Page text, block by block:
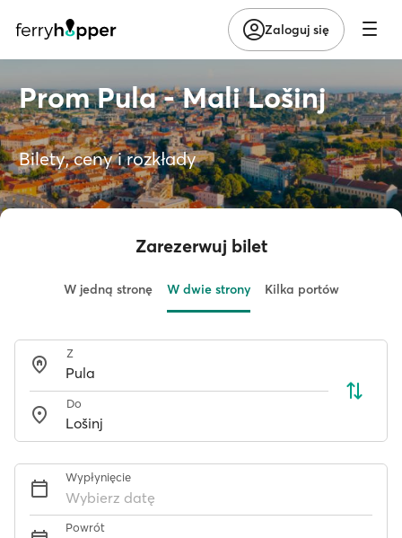
Zaloguj się
Prom Pula - Mali Lošinj
Bilety, ceny i rozkłady
Zarezerwuj bilet
W jedną stronę W dwie strony Kilka portów
Z
Do
Wypłynięcie
Wybierz datę
Powrót